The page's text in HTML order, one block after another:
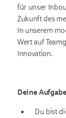
für unser
Zukunft des
In unserem
Wert auf
Innovation.
Deine
Du bist